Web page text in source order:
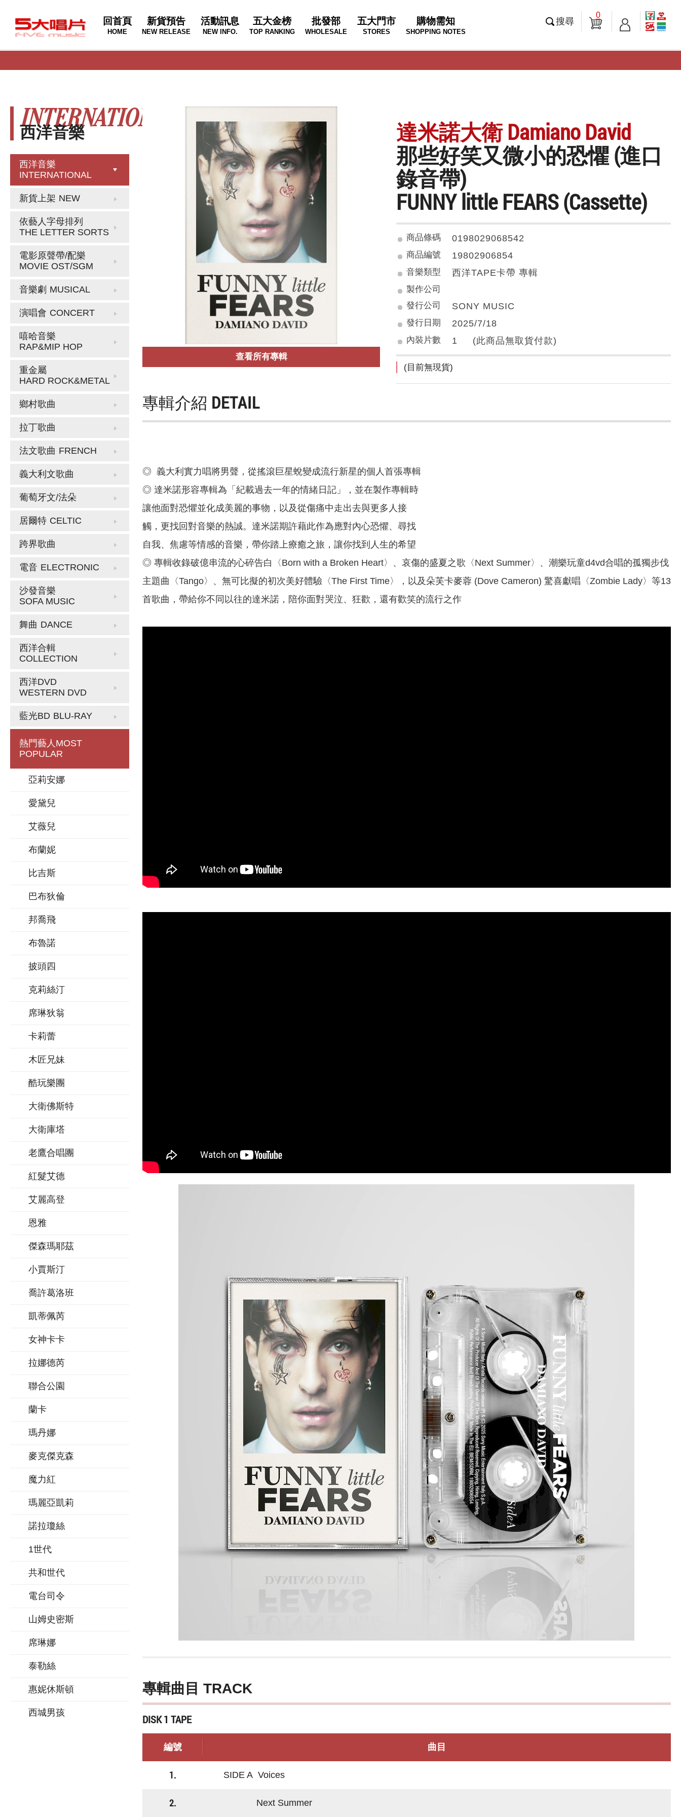
回首頁
HOME
新貨預告
NEW RELEASE
活動訊息
NEW INFO.
五大金榜
TOP RANKING
批發部
WHOLESALE
五大門市
STORES
購物需知
SHOPPING NOTES
搜尋
0
西洋音樂
INTERNATIONAL
西洋音樂
INTERNATIONAL
新貨上架 NEW
依藝人字母排列
THE LETTER SORTS
電影原聲帶/配樂
MOVIE OST/SGM
音樂劇 MUSICAL
演唱會 CONCERT
嘻哈音樂
RAP&MIP HOP
重金屬
HARD ROCK&METAL
鄉村歌曲
拉丁歌曲
法文歌曲 FRENCH
義大利文歌曲
葡萄牙文/法朵
居爾特 CELTIC
跨界歌曲
電音 ELECTRONIC
沙發音樂
SOFA MUSIC
舞曲 DANCE
西洋合輯
COLLECTION
西洋DVD
WESTERN DVD
藍光BD BLU-RAY
熱門藝人 MOST
POPULAR
亞莉安娜
愛黛兒
艾薇兒
布蘭妮
比吉斯
巴布狄倫
邦喬飛
布魯諾
披頭四
克莉絲汀
席琳狄翁
卡莉蕾
木匠兄妹
酷玩樂團
大衛佛斯特
大衛庫塔
老鷹合唱團
紅髮艾德
艾麗高登
恩雅
傑森瑪耶茲
小賈斯汀
喬許葛洛班
凱蒂佩芮
女神卡卡
拉娜德芮
聯合公園
蘭卡
瑪丹娜
麥克傑克森
魔力紅
瑪麗亞凱莉
諾拉瓊絲
1世代
共和世代
電台司令
山姆史密斯
席琳娜
泰勒絲
惠妮休斯頓
西城男孩
查看所有專輯
達米諾大衛 Damiano David
那些好笑又微小的恐懼 (進口
錄音帶)
FUNNY little FEARS (Cassette)
商品條碼 0198029068542
商品編號 19802906854
音樂類型 西洋TAPE卡帶 專輯
製作公司
發行公司
SONY MUSIC
發行日期 2025/7/18
內裝片數 1 (此商品無取貨付款)
(目前無現貨)
專輯介紹 DETAIL
◎ 義大利實力唱將男聲，從搖滾巨星蛻變成流行新星的個人首張專輯
◎ 達米諾形容專輯為「紀載過去一年的情緒日記」，並在製作專輯時
讓他面對恐懼並化成美麗的事物，以及從傷痛中走出去與更多人接
觸，更找回對音樂的熱誠。達米諾期許藉此作為應對內心恐懼、尋找
自我、焦慮等情感的音樂，帶你踏上療癒之旅，讓你找到人生的希望
◎ 專輯收錄破億串流的心碎告白〈Born with a Broken Heart〉、哀傷的盛夏之歌〈Next Summer〉、潮樂玩童d4vd合唱的孤獨步伐
主題曲〈Tango〉、無可比擬的初次美好體驗〈The First Time〉，以及朵芙卡麥蓉 (Dove Cameron) 驚喜獻唱〈Zombie Lady〉等13
首歌曲，帶給你不同以往的達米諾，陪你面對哭泣、狂歡，還有歡笑的流行之作
專輯曲目 TRACK
DISK 1 TAPE
編號 曲目
1. SIDE A Voices
2. Next Summer